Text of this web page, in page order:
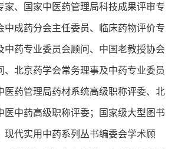
家、国家中医药管理局科技成果评审专
中成药分会主任委员、临床药物评价专
中药专业委员会顾问、中国老教授协会
、北京药学会常务理事及中药专业委员
医药管理局药材系统高级职称评委、北
医中药高级职称评委；国家级大型图书
现代实用中药系列丛书编委会学术顾